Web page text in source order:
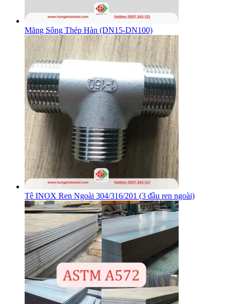
Măng Sông Thép Hàn (DN15-DN100)
Tê INOX Ren Ngoài 304/316/201 (3 đầu ren ngoài)